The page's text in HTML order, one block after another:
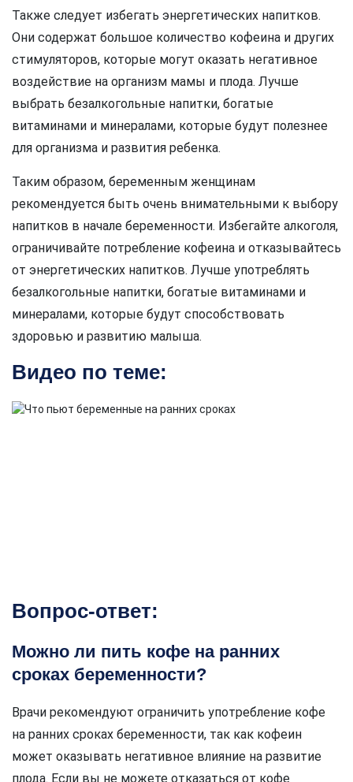
Также следует избегать энергетических напитков.
Они содержат большое количество кофеина и других
стимуляторов, которые могут оказать негативное
воздействие на организм мамы и плода. Лучше
выбрать безалкогольные напитки, богатые
витаминами и минералами, которые будут полезнее
для организма и развития ребенка.
Таким образом, беременным женщинам
рекомендуется быть очень внимательными к выбору
напитков в начале беременности. Избегайте алкоголя,
ограничивайте потребление кофеина и отказывайтесь
от энергетических напитков. Лучше употреблять
безалкогольные напитки, богатые витаминами и
минералами, которые будут способствовать
здоровью и развитию малыша.
Видео по теме:
Вопрос-ответ:
Можно ли пить кофе на ранних
сроках беременности?
Врачи рекомендуют ограничить употребление кофе
на ранних сроках беременности, так как кофеин
может оказывать негативное влияние на развитие
плода. Если вы не можете отказаться от кофе